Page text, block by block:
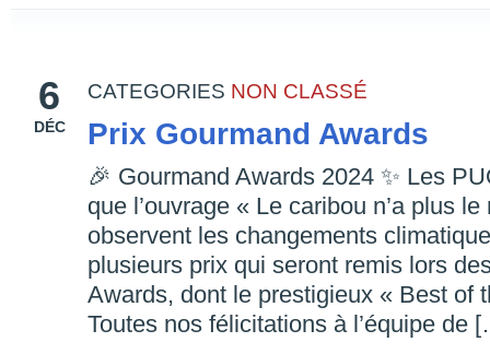
6
DÉC
CATEGORIES NON CLASSÉ
Prix Gourmand Awards
🎉 Gourmand Awards 2024 ✨ Les
que l’ouvrage « Le caribou n’a plus
observent les changements
plusieurs prix qui seront remis lors
Awards, dont le prestigieux « Best of
Toutes nos félicitations à l’équipe de